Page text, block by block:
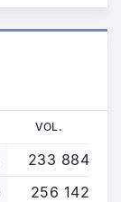
VOL.
233 884
256 142